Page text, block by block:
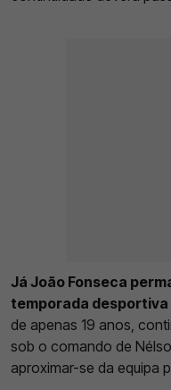
Já João Fonseca
temporada
de apenas 19 anos,
sob o comando de
aproximar-se da equipa